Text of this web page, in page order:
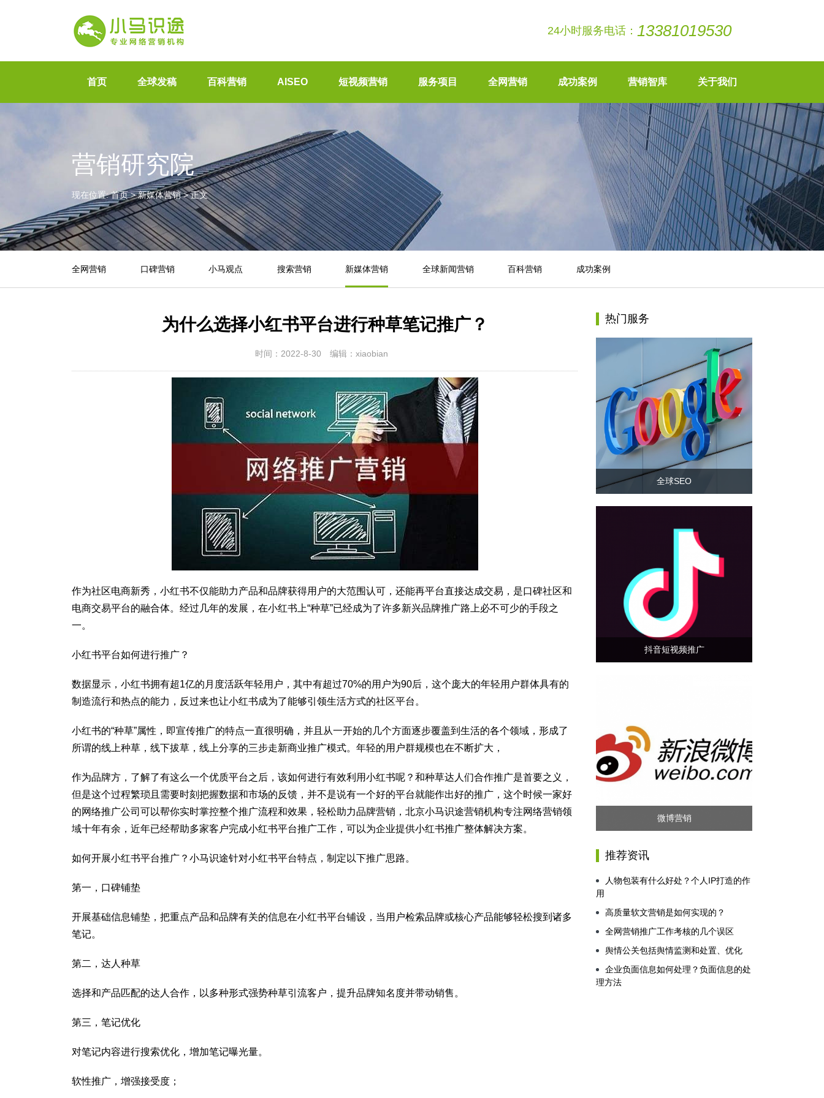
24小时服务电话： 13381019530
首页 全球发稿 百科营销 AISEO 短视频营销 服务项目 全网营销 成功案例 营销智库 关于我们
营销研究院
现在位置:首页>新媒体营销>正文
全网营销 口碑营销 小马观点 搜索营销 新媒体营销 全球新闻营销 百科营销 成功案例
为什么选择小红书平台进行种草笔记推广？
时间：2022-8-30 编辑：xiaobian
作为社区电商新秀，小红书不仅能助力产品和品牌获得用户的大范围认可，还能再平台直接达成交易，是口碑社区和
电商交易平台的融合体。经过几年的发展，在小红书上“种草”已经成为了许多新兴品牌推广路上必不可少的手段之
一。
小红书平台如何进行推广？
数据显示，小红书拥有超1亿的月度活跃年轻用户，其中有超过70%的用户为90后，这个庞大的年轻用户群体具有的
制造流行和热点的能力，反过来也让小红书成为了能够引领生活方式的社区平台。
小红书的“种草”属性，即宣传推广的特点一直很明确，并且从一开始的几个方面逐步覆盖到生活的各个领域，形成了
所谓的线上种草，线下拔草，线上分享的三步走新商业推广模式。年轻的用户群规模也在不断扩大，
作为品牌方，了解了有这么一个优质平台之后，该如何进行有效利用小红书呢？和种草达人们合作推广是首要之义，
但是这个过程繁琐且需要时刻把握数据和市场的反馈，并不是说有一个好的平台就能作出好的推广，这个时候一家好
的网络推广公司可以帮你实时掌控整个推广流程和效果，轻松助力品牌营销，北京小马识途营销机构专注网络营销领
域十年有余，近年已经帮助多家客户完成小红书平台推广工作，可以为企业提供小红书推广整体解决方案。
如何开展小红书平台推广？小马识途针对小红书平台特点，制定以下推广思路。
第一，口碑铺垫
开展基础信息铺垫，把重点产品和品牌有关的信息在小红书平台铺设，当用户检索品牌或核心产品能够轻松搜到诸多
笔记。
第二，达人种草
选择和产品匹配的达人合作，以多种形式强势种草引流客户，提升品牌知名度并带动销售。
第三，笔记优化
对笔记内容进行搜索优化，增加笔记曝光量。
软性推广，增强接受度；
热门服务
全球SEO
抖音短视频推广
微博营销
推荐资讯
人物包装有什么好处？个人IP打造的作
用
高质量软文营销是如何实现的？
全网营销推广工作考核的几个误区
舆情公关包括舆情监测和处置、优化
企业负面信息如何处理？负面信息的处
理方法